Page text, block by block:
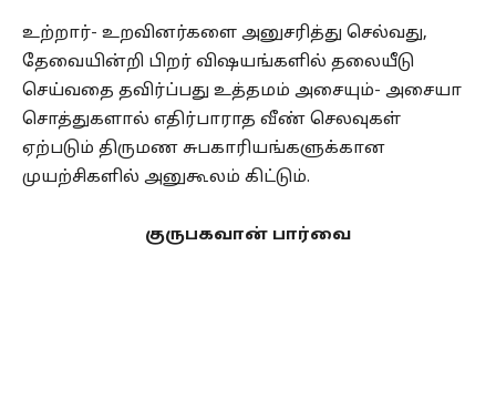
உற்றார்- உறவினர்களை அனுசரித்து செல்வது,
தேவையின்றி பிறர் விஷயங்களில் தலையீடு
செய்வதை தவிர்ப்பது உத்தமம் அசையும்- அசையா
சொத்துகளால் எதிர்பாராத வீண் செலவுகள்
ஏற்படும் திருமண சுபகாரியங்களுக்கான
முயற்சிகளில் அனுகூலம் கிட்டும்.
குருபகவான் பார்வை